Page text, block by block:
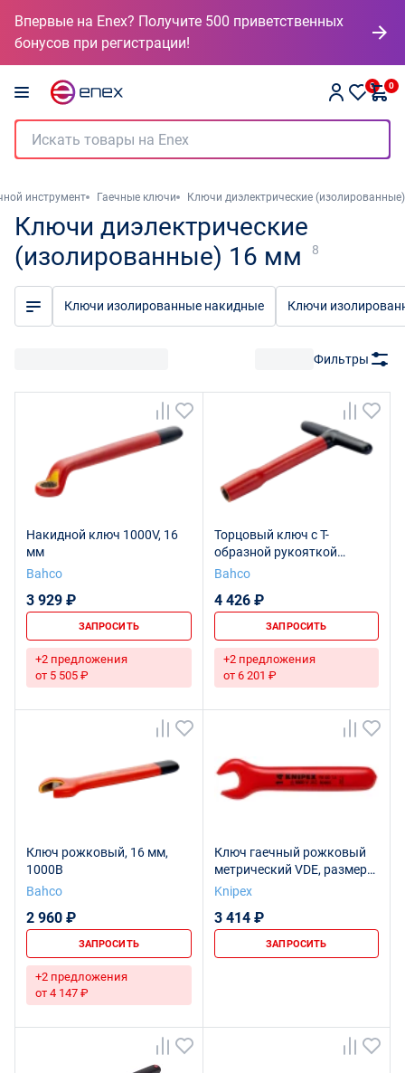
Впервые на Enex? Получите 500 приветственных
бонусов при регистрации!
0 0
инструмент Гаечные ключи Ключи диэлектрические (изолированные)
Ключи диэлектрические
(изолированные) 16 мм
8
Ключи изолированные накидные Ключи
Фильтры
Накидной ключ 1000V, 16
мм
Bahco
3 929 ₽
ЗАПРОСИТЬ
+2 предложения
от 5 505 ₽
Торцовый ключ с Т-
образной рукояткой
изолированный, 16 мм
Bahco
4 426 ₽
ЗАПРОСИТЬ
+2 предложения
от 6 201 ₽
Ключ рожковый, 16 мм,
1000В
Bahco
2 960 ₽
ЗАПРОСИТЬ
+2 предложения
от 4 147 ₽
Ключ гаечный рожковый
метрический VDE, размер
под ключ 16 мм, L-155 мм,
Knipex
3 414 ₽
ЗАПРОСИТЬ